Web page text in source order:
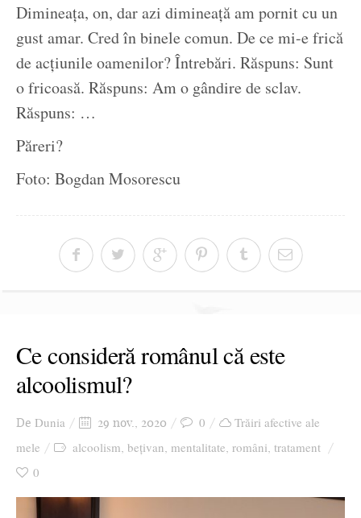
Dimineața, on, dar azi dimineață am pornit cu un
gust amar. Cred în binele comun. De ce mi-e frică
de acțiunile oamenilor? Întrebări. Răspuns: Sunt
o fricoasă. Răspuns: Am o gândire de sclav.
Răspuns: …
Păreri?
Foto: Bogdan Mosorescu
Ce consideră românul că este
alcoolismul?
De Dunia 29 nov., 2020 0
Trăiri afective ale
mele
alcoolism bețivan mentalitate români tratament
0